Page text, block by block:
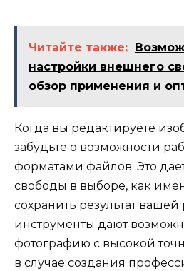
Читайте также:
настройки внешнего
обзор применения и
Когда вы редактируете
забудьте о возможности
форматами файлов. Это
свободы в выборе, как
сохранить результат вашей
инструменты дают
фотографию с высокой
в случае создания